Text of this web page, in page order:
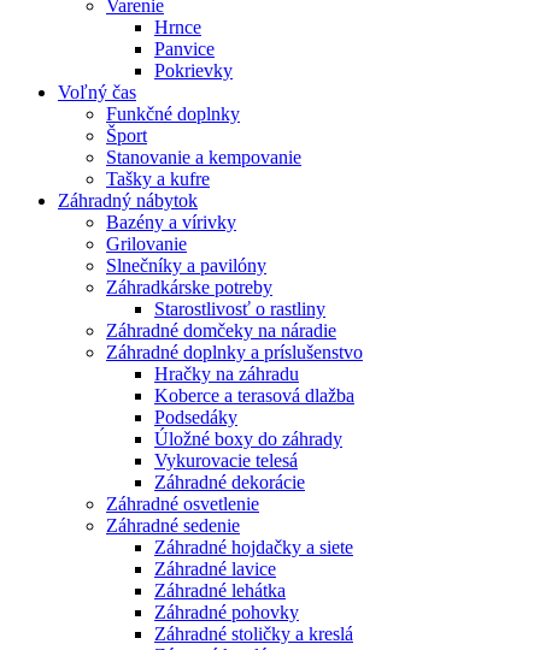
Varenie
Hrnce
Panvice
Pokrievky
Voľný čas
Funkčné doplnky
Šport
Stanovanie a kempovanie
Tašky a kufre
Záhradný nábytok
Bazény a vírivky
Grilovanie
Slnečníky a pavilóny
Záhradkárske potreby
Starostlivosť o rastliny
Záhradné domčeky na náradie
Záhradné doplnky a príslušenstvo
Hračky na záhradu
Koberce a terasová dlažba
Podsedáky
Úložné boxy do záhrady
Vykurovacie telesá
Záhradné dekorácie
Záhradné osvetlenie
Záhradné sedenie
Záhradné hojdačky a siete
Záhradné lavice
Záhradné lehátka
Záhradné pohovky
Záhradné stoličky a kreslá